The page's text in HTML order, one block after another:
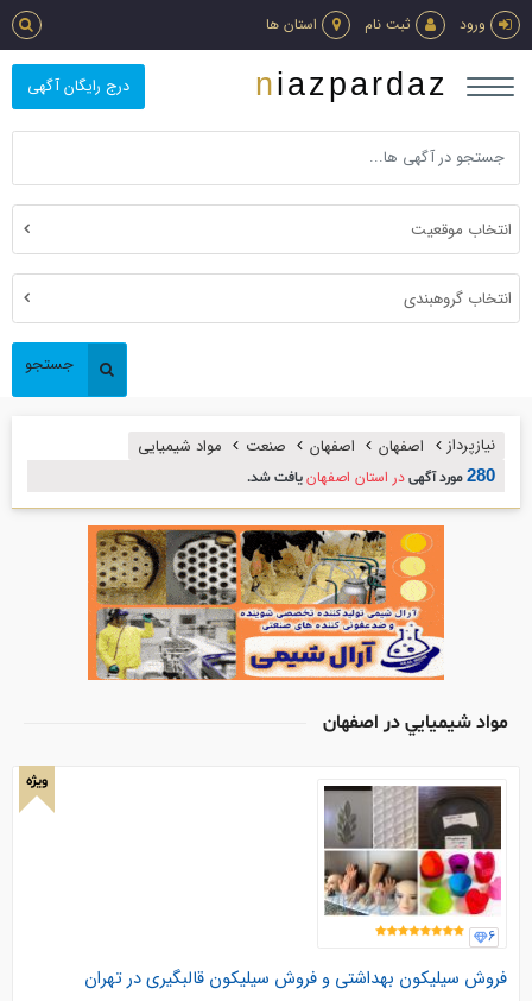
ورود ثبت نام استان ها
درج رایگان آگهی niazpardaz
انتخاب موقعیت
انتخاب گروهبندی
جستجو
نیازپرداز اصفهان اصفهان صنعت مواد شيميايي
280مورد آگهیدر استان اصفهانیافت شد.
مواد شيميايي در اصفهان
ویژه
6
فروش سیلیکون بهداشتی و فروش سیلیکون قالبگیری در تهران